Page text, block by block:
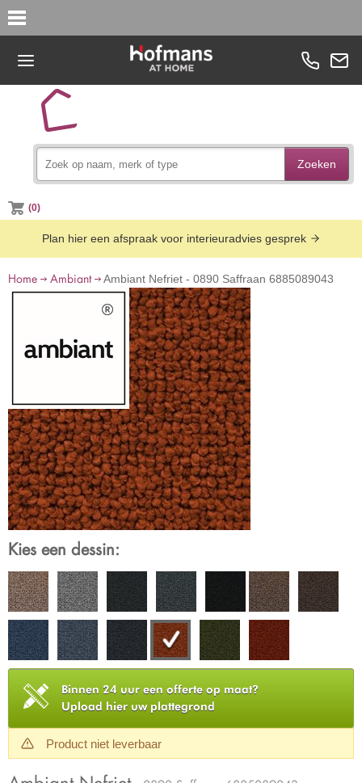
Zoeken
(0)
Plan hier een afspraak voor interieuradvies gesprek
Home Ambiant Ambiant Nefriet - 0890 Saffraan 6885089043
Kies een dessin:
Binnen 24 uur een offerte op maat?
Upload hier uw plattegrond
Product niet leverbaar